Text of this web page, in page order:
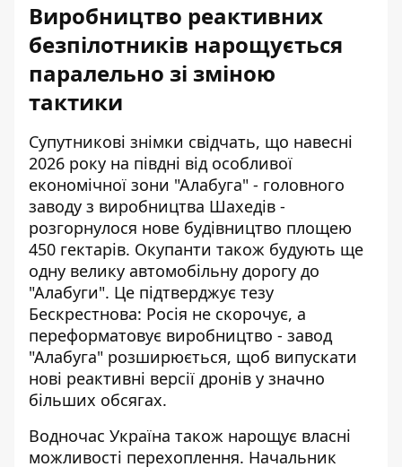
Виробництво реактивних
безпілотників нарощується
паралельно зі зміною
тактики
Супутникові знімки свідчать, що навесні
2026 року на півдні від особливої
економічної зони "Алабуга" - головного
заводу з виробництва Шахедів -
розгорнулося нове будівництво площею
450 гектарів. Окупанти також будують ще
одну велику автомобільну дорогу до
"Алабуги". Це підтверджує тезу
Бескрестнова: Росія не скорочує, а
переформатовує виробництво - завод
"Алабуга" розширюється, щоб випускати
нові реактивні версії дронів у значно
більших обсягах.
Водночас Україна також нарощує власні
можливості перехоплення. Начальник